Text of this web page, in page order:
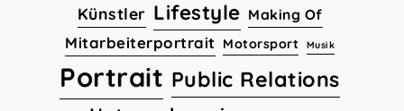
Künstler Lifestyle Making Of
Mitarbeiterportrait Motorsport Musik
Portrait Public Relations